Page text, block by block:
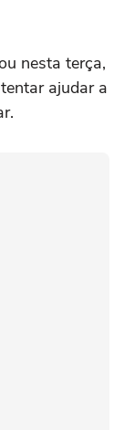
nesta terça,
ajudar a